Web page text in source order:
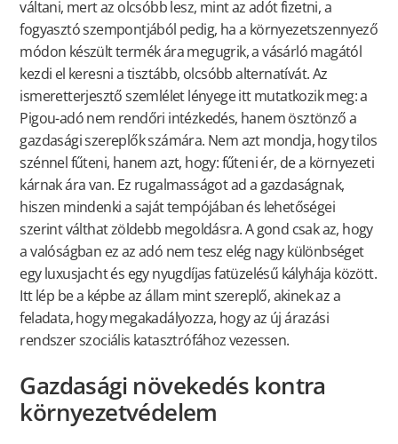
váltani, mert az olcsóbb lesz, mint az adót fizetni, a
fogyasztó szempontjából pedig, ha a környezetszennyező
módon készült termék ára megugrik, a vásárló magától
kezdi el keresni a tisztább, olcsóbb alternatívát. Az
ismeretterjesztő szemlélet lényege itt mutatkozik meg: a
Pigou-adó nem rendőri intézkedés, hanem ösztönző a
gazdasági szereplők számára. Nem azt mondja, hogy tilos
szénnel fűteni, hanem azt, hogy: fűteni ér, de a környezeti
kárnak ára van. Ez rugalmasságot ad a gazdaságnak,
hiszen mindenki a saját tempójában és lehetőségei
szerint válthat zöldebb megoldásra. A gond csak az, hogy
a valóságban ez az adó nem tesz elég nagy különbséget
egy luxusjacht és egy nyugdíjas fatüzelésű kályhája között.
Itt lép be a képbe az állam mint szereplő, akinek az a
feladata, hogy megakadályozza, hogy az új árazási
rendszer szociális katasztrófához vezessen.
Gazdasági növekedés kontra
környezetvédelem